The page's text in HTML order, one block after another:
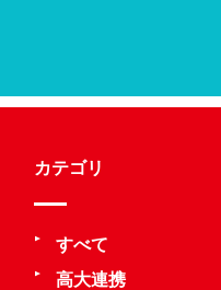
カテゴリ
すべて
高大連携